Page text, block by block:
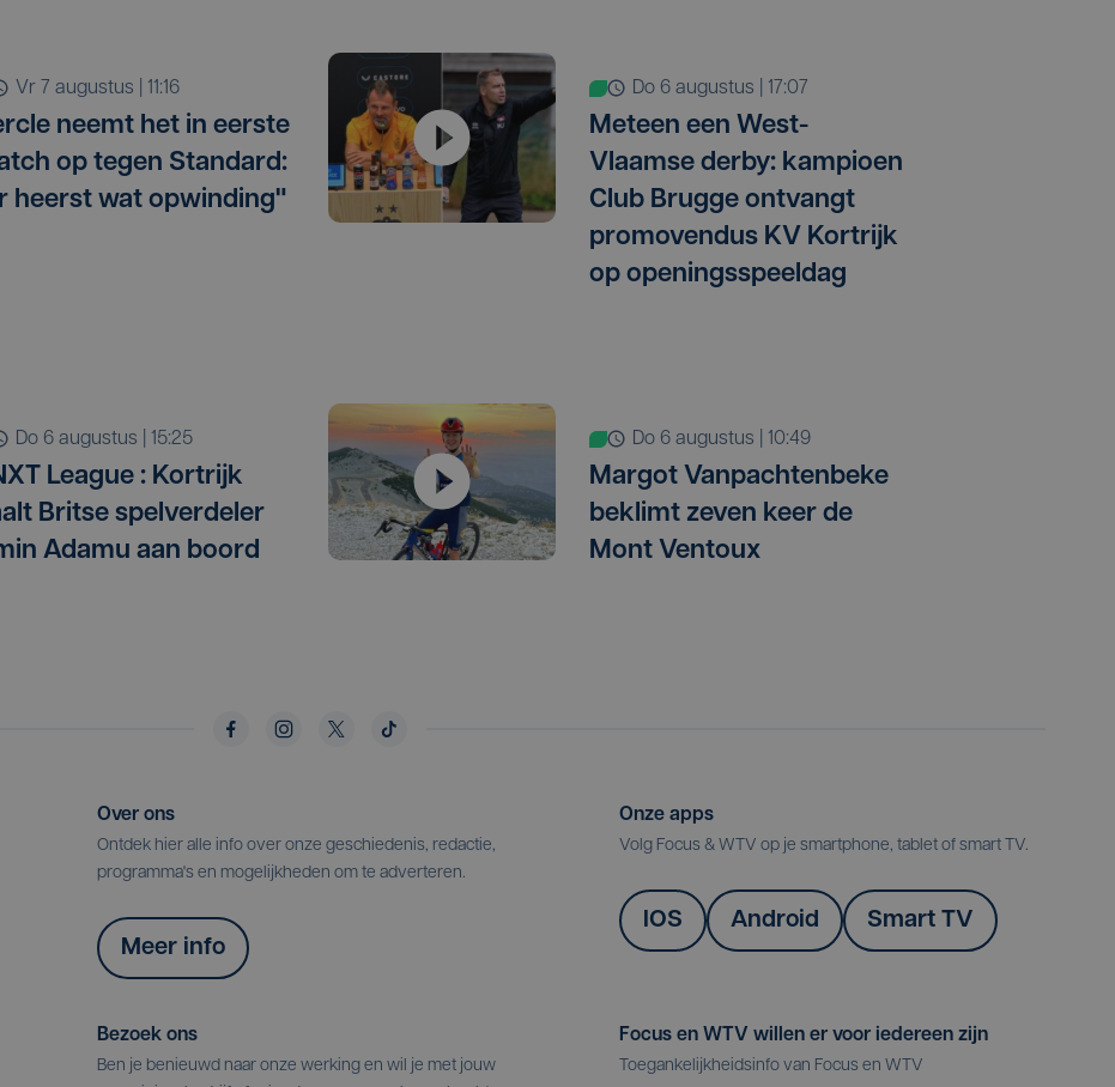
vr 7 augustus | 11:16
neemt het in eerste
op tegen Standard:
heerst wat opwinding"
do 6 augustus | 17:07
Meteen een West-
Vlaamse derby: kampioen
Club Brugge ontvangt
promovendus KV Kortrijk
op openingsspeeldag
do 6 augustus | 15:25
League : Kortrijk
Britse spelverdeler
Adamu aan boord
do 6 augustus | 10:49
Margot Vanpachtenbeke
beklimt zeven keer de
Mont Ventoux
Over ons
Ontdek hier alle info over onze geschiedenis, redactie,
programma's en mogelijkheden om te adverteren.
Meer info
Onze apps
Volg Focus & WTV op je smartphone, tablet of smart TV.
IOS Android Smart TV
Bezoek ons
Ben je benieuwd naar onze werking en wil je met jouw
Focus en WTV willen er voor iedereen zijn
Toegankelijkheidsinfo van Focus en WTV